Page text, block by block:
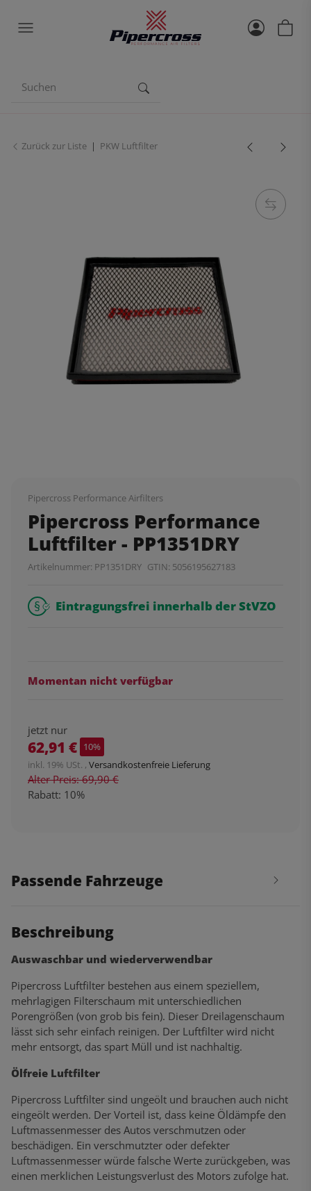
Zurück zur Liste PKW Luftfilter
Pipercross Performance Airfilters
Pipercross Performance
Luftfilter - PP1351DRY
Artikelnummer: PP1351DRY GTIN: 5056195627183
Eintragungsfrei innerhalb der StVZO
Momentan nicht verfügbar
jetzt nur
62,91 € 10%
inkl. 19% USt. , Versandkostenfreie Lieferung
Alter Preis: 69,90 €
Rabatt: 10%
Passende Fahrzeuge
Beschreibung
Auswaschbar und wiederverwendbar
Pipercross Luftfilter bestehen aus einem speziellem,
mehrlagigen Filterschaum mit unterschiedlichen
Porengrößen (von grob bis fein). Dieser Dreilagenschaum
lässt sich sehr einfach reinigen. Der Luftfilter wird nicht
mehr entsorgt, das spart Müll und ist nachhaltig.
Ölfreie Luftfilter
Pipercross Luftfilter sind ungeölt und brauchen auch nicht
eingeölt werden. Der Vorteil ist, dass keine Öldämpfe den
Luftmassenmesser des Autos verschmutzen oder
beschädigen. Ein verschmutzter oder defekter
Luftmassenmesser würde falsche Werte zurückgeben, was
einen merklichen Leistungsverlust des Motors zufolge hat.